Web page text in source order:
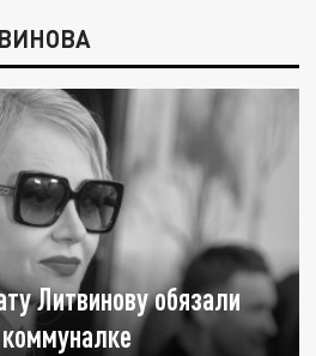
Литвинову обязали